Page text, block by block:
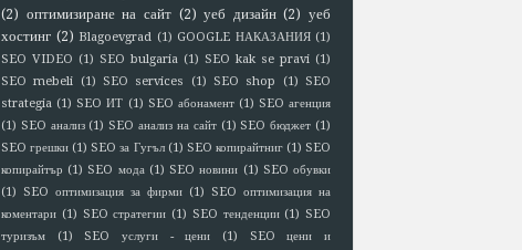
(2) оптимизиране на сайт (2) уеб дизайн (2) уеб
хостинг (2) Blagoevgrad (1) GOOGLE НАКАЗАНИЯ (1)
SEO VIDEO (1) SEO bulgaria (1) SEO kak se pravi (1)
SEO mebeli
(1) SEO services (1) SEO shop (1) SEO
strategia (1) SEO ИТ (1) SEO абонамент (1) SEO агенция
(1) SEO анализ (1) SEO анализ на сайт (1) SEO бюджет (1)
SEO грешки (1) SEO за Гугъл (1) SEO копирайтниг (1) SEO
копирайтър (1) SEO мода (1) SEO новини (1) SEO обувки
(1) SEO оптимизация за фирми (1) SEO оптимизация на
коментари (1) SEO стратегии (1) SEO тенденции (1) SEO
туризъм
(1) SEO услуги - цени (1)
SEO цени и